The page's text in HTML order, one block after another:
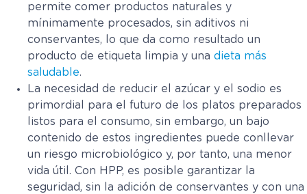
permite comer productos naturales y
mínimamente procesados, sin aditivos ni
conservantes, lo que da como resultado un
producto de etiqueta limpia y una dieta más
saludable.
La necesidad de reducir el azúcar y el sodio es
primordial para el futuro de los platos preparados
listos para el consumo, sin embargo, un bajo
contenido de estos ingredientes puede conllevar
un riesgo microbiológico y, por tanto, una menor
vida útil. Con HPP, es posible garantizar la
seguridad, sin la adición de conservantes y con una